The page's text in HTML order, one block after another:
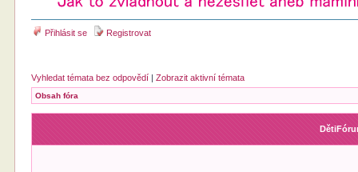
Přihlásit se Registrovat
Vyhledat témata bez odpovědí |Zobrazit aktivní témata
Obsah fóra